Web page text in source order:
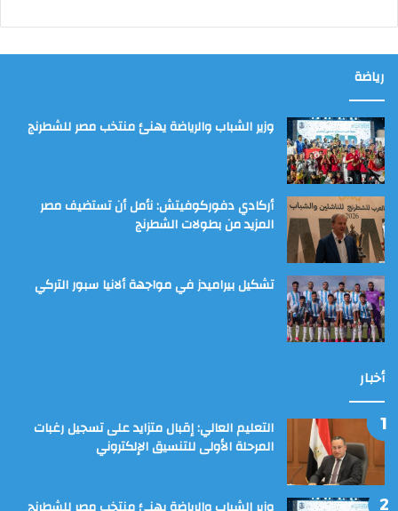
رياضة
وزير الشباب والرياضة يهنئ منتخب مصر للشطرنج
أركادي دفوركوفيتش: نأمل أن تستضيف مصر
المزيد من بطولات الشطرنج
تشكيل بيراميدز في مواجهة ألانيا سبور التركي
أخبار
التعليم العالي: إقبال متزايد على تسجيل رغبات
المرحلة الأولى للتنسيق الإلكتروني